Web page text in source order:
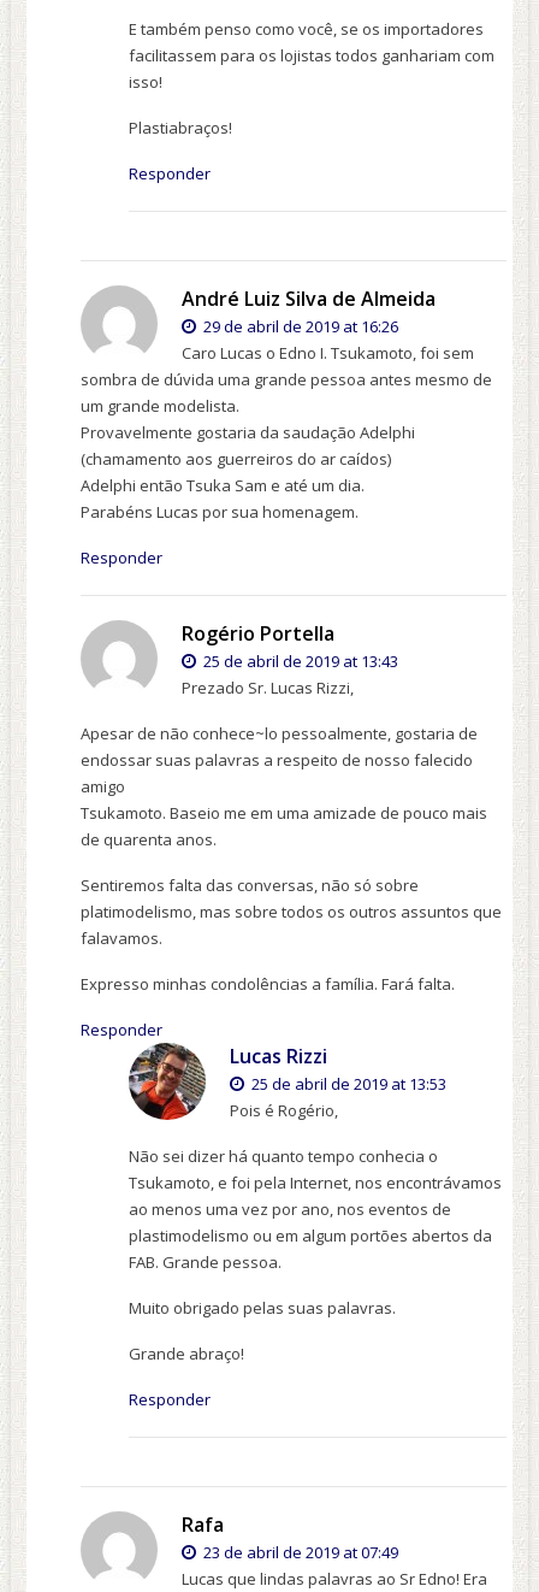
E também penso como você, se os importadores
facilitassem para os lojistas todos ganhariam com
isso!
Plastiabraços!
Responder
André Luiz Silva de Almeida
29 de abril de 2019 at 16:26
Caro Lucas o Edno I. Tsukamoto, foi sem
sombra de dúvida uma grande pessoa antes mesmo de
um grande modelista.
Provavelmente gostaria da saudação Adelphi
(chamamento aos guerreiros do ar caídos)
Adelphi então Tsuka Sam e até um dia.
Parabéns Lucas por sua homenagem.
Responder
Rogério Portella
25 de abril de 2019 at 13:43
Prezado Sr. Lucas Rizzi,
Apesar de não conhece~lo pessoalmente, gostaria de
endossar suas palavras a respeito de nosso falecido
amigo
Tsukamoto. Baseio me em uma amizade de pouco mais
de quarenta anos.
Sentiremos falta das conversas, não só sobre
platimodelismo, mas sobre todos os outros assuntos que
falavamos.
Expresso minhas condolências a família. Fará falta.
Responder
Lucas Rizzi
25 de abril de 2019 at 13:53
Pois é Rogério,
Não sei dizer há quanto tempo conhecia o
Tsukamoto, e foi pela Internet, nos encontrávamos
ao menos uma vez por ano, nos eventos de
plastimodelismo ou em algum portões abertos da
FAB. Grande pessoa.
Muito obrigado pelas suas palavras.
Grande abraço!
Responder
Rafa
23 de abril de 2019 at 07:49
Lucas que lindas palavras ao Sr Edno! Era